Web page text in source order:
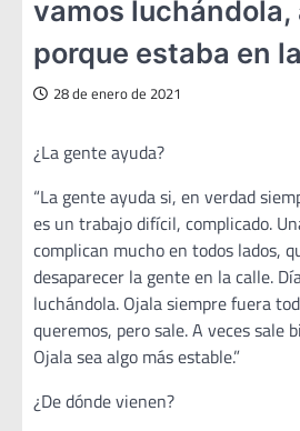
vamos luchándola,
porque estaba en
28 de enero de 2021
¿La gente ayuda?
“La gente ayuda si, en verdad
es un trabajo difícil, complicado.
complican mucho en todos lados,
desaparecer la gente en la calle.
luchándola. Ojala siempre fuera
queremos, pero sale. A veces sale
Ojala sea algo más estable.”
¿De dónde vienen?